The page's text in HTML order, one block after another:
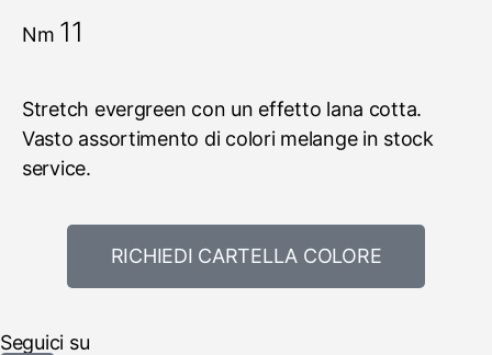
Nm 11
Stretch evergreen con un effetto lana cotta.
Vasto assortimento di colori melange in stock
service.
RICHIEDI CARTELLA COLORE
Seguici su